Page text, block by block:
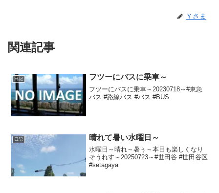
Ｙさま
関連記事
日記 フツーにバスに乗車～
フツーにバスに乗車～20230718～#東急
バス #路線バス #バス #BUS
日記 晴れて暑い水曜日～
水曜日～晴れ～暑ぅ～本日も楽しくなり
そうれす～20250723～#世田谷 #世田谷区
#setagaya